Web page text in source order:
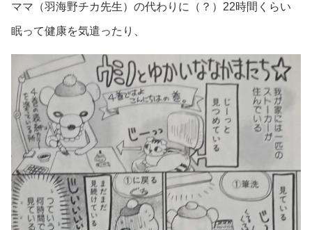
ママ（羽海野チカ先生）の代わりに（？）22時間くらい
眠って健康を気遣ったり、